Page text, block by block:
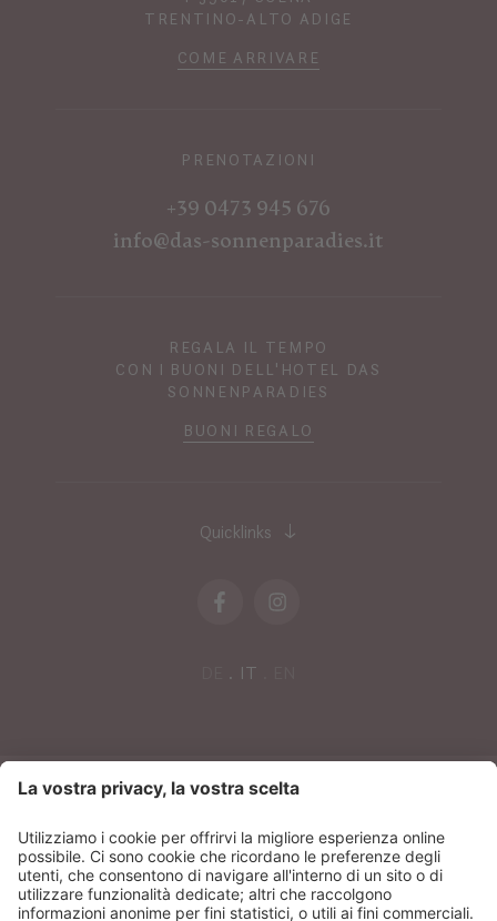
TRENTINO-ALTO ADIGE
COME ARRIVARE
PRENOTAZIONI
+39 0473 945 676
info@das-sonnenparadies.it
REGALA IL TEMPO
CON I BUONI DELL'HOTEL DAS
SONNENPARADIES
BUONI REGALO
Quicklinks
IT
NEWSLETTER